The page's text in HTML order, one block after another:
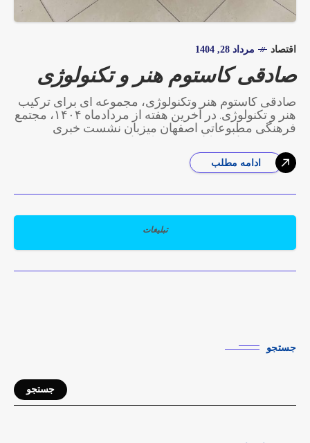
اقتصاد مرداد 28, 1404
صادقی کاستوم هنر و تکنولوژی
صادقی کاستوم هنر وتکنولوژی، مجموعه ای برای ترکیب
هنر و تکنولوژی. در آخرین هفته از مردادماه ۱۴۰۴، مجتمع
فرهنگی مطبوعاتی اصفهان میزبان نشست خبری
ادامه مطلب
تبلیغات
جستجو
جستجو